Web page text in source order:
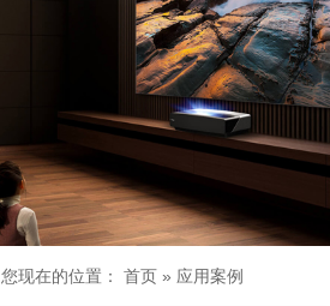
您现在的位置： 首页 » 应用案例